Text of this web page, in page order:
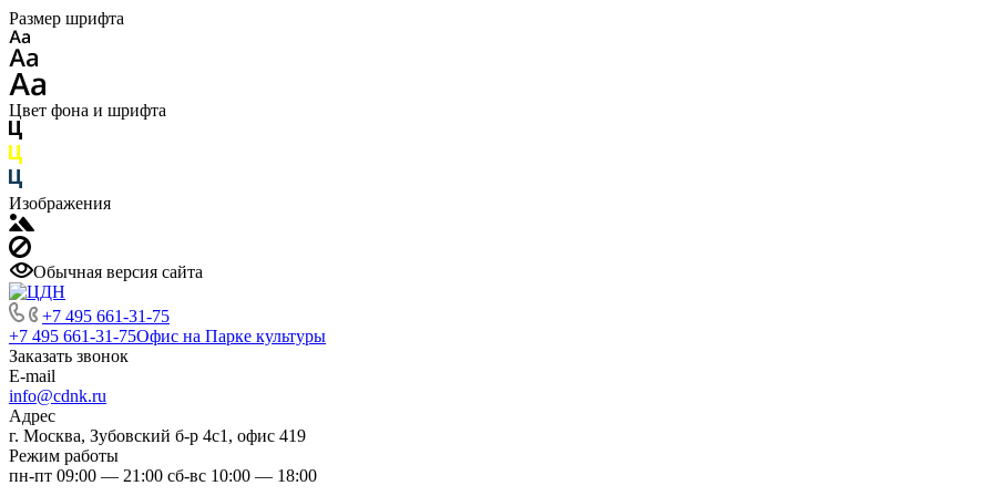
Размер шрифта
Цвет фона и шрифта
Изображения
Обычная версия сайта
+7 495 661-31-75
+7 495 661-31-75Офис на Парке культуры
Заказать звонок
E-mail
info@cdnk.ru
Адрес
г. Москва, Зубовский б-р 4с1, офис 419
Режим работы
пн-пт 09:00 — 21:00 сб-вс 10:00 — 18:00